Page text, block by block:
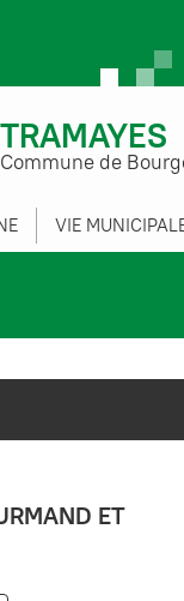
TRAMAYES
Commune de
VIE
ET